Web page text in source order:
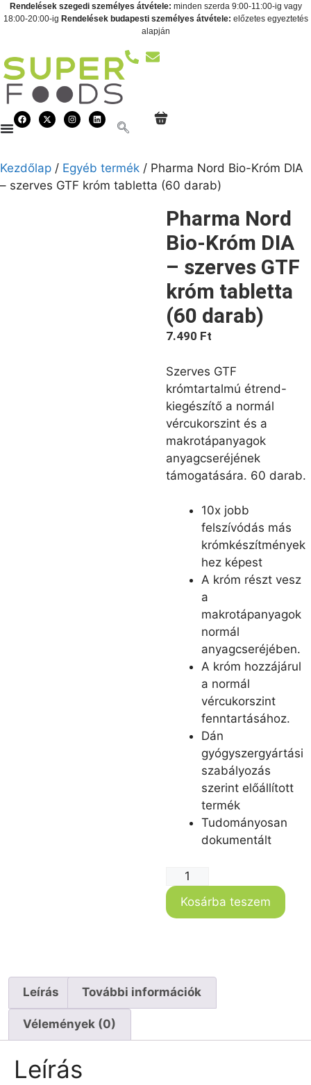
Rendelések szegedi személyes átvétele: minden szerda 9:00-11:00-ig vagy
18:00-20:00-ig Rendelések budapesti személyes átvétele: előzetes egyeztetés
alapján
Kezdőlap / Egyéb termék / Pharma Nord Bio-Króm DIA
– szerves GTF króm tabletta (60 darab)
Pharma Nord
Bio-Króm DIA
– szerves GTF
króm tabletta
(60 darab)
7.490 Ft
Szerves GTF
krómtartalmú étrend-
kiegészítő a normál
vércukorszint és a
makrotápanyagok
anyagcseréjének
támogatására. 60 darab.
10x jobb
felszívódás más
krómkészítmények
hez képest
A króm részt vesz
a
makrotápanyagok
normál
anyagcseréjében.
A króm hozzájárul
a normál
vércukorszint
fenntartásához.
Dán
gyógyszergyártási
szabályozás
szerint előállított
termék
Tudományosan
dokumentált
Kosárba teszem
Leírás További információk
Vélemények (0)
Leírás